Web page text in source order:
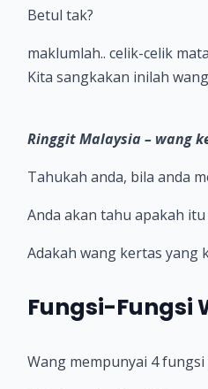
Betul tak?
maklumlah.. celik-celik
Kita sangkakan inilah
Ringgit Malaysia – wang
Tahukah anda, bila anda
Anda akan tahu apakah
Adakah wang kertas yang
Fungsi-Fungsi
Wang mempunyai 4 fungsi